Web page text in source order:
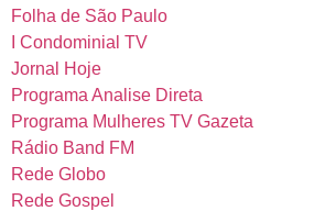
Folha de São Paulo
I Condominial TV
Jornal Hoje
Programa Analise Direta
Programa Mulheres TV Gazeta
Rádio Band FM
Rede Globo
Rede Gospel